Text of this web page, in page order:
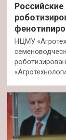
НЦМУ